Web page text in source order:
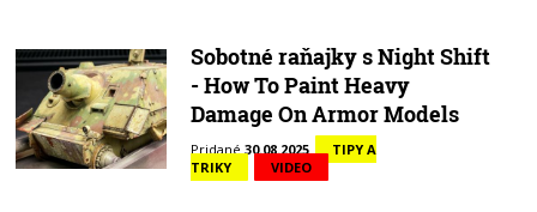
Sobotné raňajky s Night Shift
- How To Paint Heavy
Damage On Armor Models
Pridané30.08.2025
TIPY A
TRIKY
VIDEO